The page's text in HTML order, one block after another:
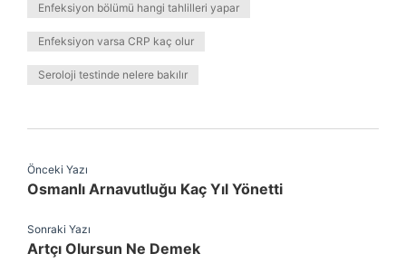
Enfeksiyon bölümü hangi tahlilleri yapar
Enfeksiyon varsa CRP kaç olur
Seroloji testinde nelere bakılır
Önceki Yazı
Osmanlı Arnavutluğu Kaç Yıl Yönetti
Sonraki Yazı
Artçı Olursun Ne Demek